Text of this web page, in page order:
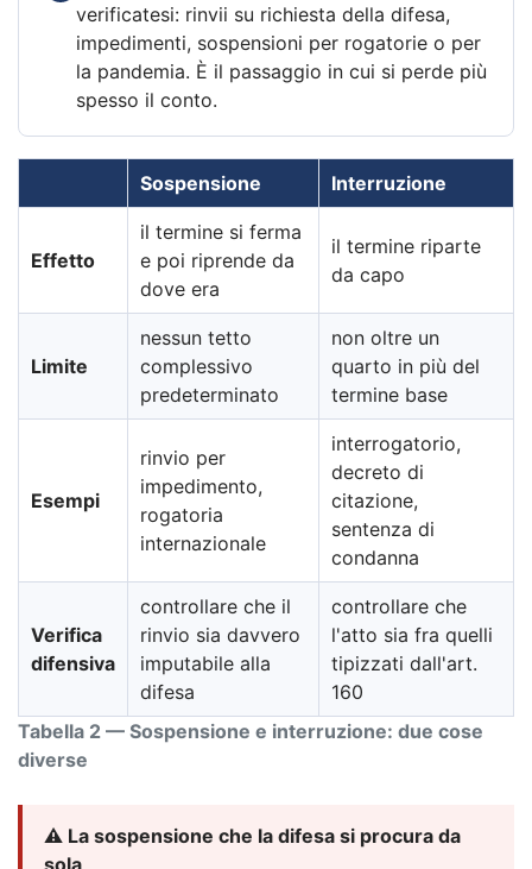
verificatesi: rinvii su richiesta della difesa,
impedimenti, sospensioni per rogatorie o per
la pandemia. È il passaggio in cui si perde più
spesso il conto.
Tabella 2 — Sospensione e interruzione: due cose
diverse
Sospensione Interruzione
Effetto
il termine si ferma
e poi riprende da
dove era
il termine riparte
da capo
Limite
nessun tetto
complessivo
predeterminato
non oltre un
quarto in più del
termine base
Esempi
rinvio per
impedimento,
rogatoria
internazionale
interrogatorio,
decreto di
citazione,
sentenza di
condanna
Verifica
difensiva
controllare che il
rinvio sia davvero
imputabile alla
difesa
controllare che
l'atto sia fra quelli
tipizzati dall'art.
160
⚠️ La sospensione che la difesa si procura da
sola